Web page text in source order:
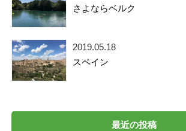
さよならベルク
2019.05.18
スペイン
最近の投稿